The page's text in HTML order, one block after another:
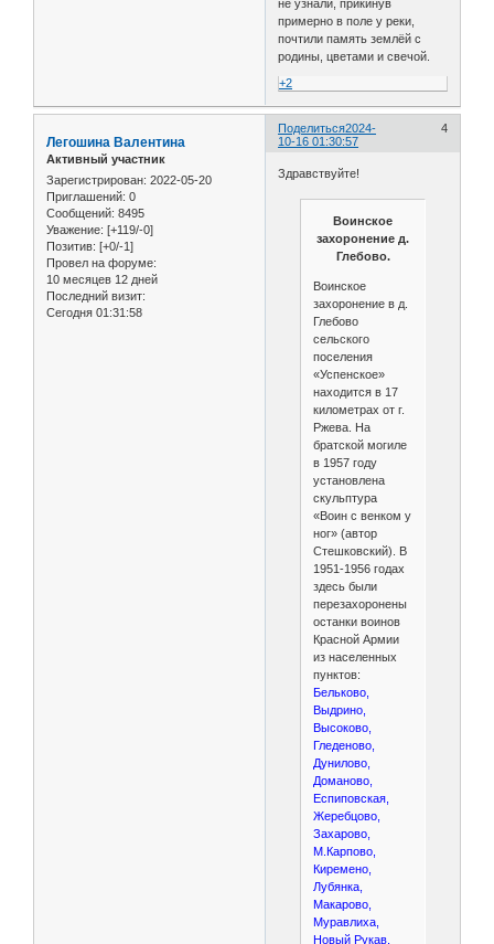
не узнали, прикинув
примерно в поле у реки,
почтили память землёй с
родины, цветами и свечой.
+2
Поделиться 4
2024-
10-16 01:30:57
Легошина Валентина
Активный участник
Зарегистрирован: 2022-05-20
Приглашений: 0
Сообщений: 8495
Уважение: [+119/-0]
Позитив: [+0/-1]
Провел на форуме:
10 месяцев 12 дней
Последний визит:
Сегодня 01:31:58
Здравствуйте!
Воинское
захоронение д.
Глебово.
Воинское
захоронение в д.
Глебово
сельского
поселения
«Успенское»
находится в 17
километрах от г.
Ржева. На
братской могиле
в 1957 году
установлена
скульптура
«Воин с венком у
ног» (автор
Стешковский). В
1951-1956 годах
здесь были
перезахоронены
останки воинов
Красной Армии
из населенных
пунктов:
Бельково,
Выдрино,
Высоково,
Гледеново,
Дунилово,
Доманово,
Еспиповская,
Жеребцово,
Захарово,
М.Карпово,
Киремено,
Лубянка,
Макарово,
Муравлиха,
Новый Рукав,